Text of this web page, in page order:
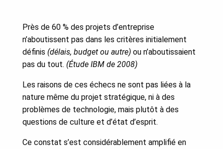
Près de 60 % des projets d’entreprise
n’aboutissent pas dans les critères initialement
définis (délais, budget ou autre) ou n’aboutissaient
pas du tout. (Étude IBM de 2008)
Les raisons de ces échecs ne sont pas liées à la
nature même du projet stratégique, ni à des
problèmes de technologie, mais plutôt à des
questions de culture et d’état d’esprit.
Ce constat s’est considérablement amplifié en